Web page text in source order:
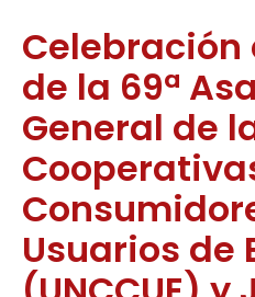
Celebración
de la 69ª
General de
Usuarios de